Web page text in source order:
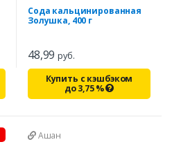
Сода кальцинированная
Золушка, 400 г
48,99руб.
Купить с кэшбэком
до3,75%
Ашан